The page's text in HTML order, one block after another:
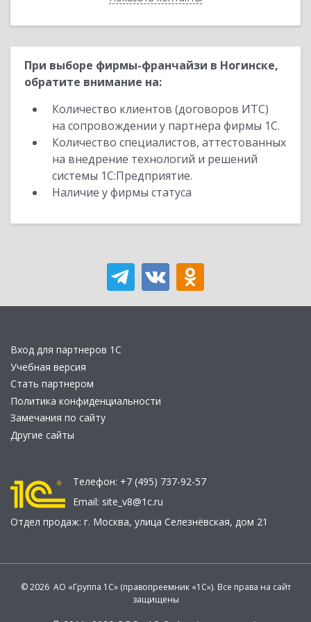
При выборе фирмы-франчайзи в Ногинске,
обратите внимание на:
Количество клиентов (договоров ИТС)
на сопровождении у партнера фирмы 1С.
Количество специалистов, аттестованных
на внедрение технологий и решений
системы 1С:Предприятие.
Наличие у фирмы статуса
Вход для партнеров 1С
Учебная версия
Стать партнером
Политика конфиденциальности
Замечания по сайту
Другие сайты
Телефон: +7 (495) 737-92-57
Email: site_v8@1c.ru
Отдел продаж: г. Москва, улица Селезнёвская, дом 21
© 2026 АО «Группа 1С» (правопреемник «1С»). Все права на сайт
защищены